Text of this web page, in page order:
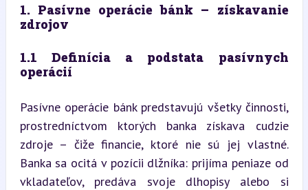
1. Pasívne operácie bánk – získavanie
zdrojov
1.1 Definícia a podstata pasívnych
operácií
Pasívne operácie bánk predstavujú všetky činnosti,
prostredníctvom ktorých banka získava cudzie
zdroje – čiže financie, ktoré nie sú jej vlastné.
Banka sa ocitá v pozícii dlžníka: prijíma peniaze od
vkladateľov, predáva svoje dlhopisy alebo si